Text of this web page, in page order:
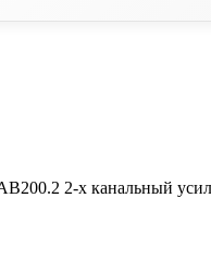
2-х канальный